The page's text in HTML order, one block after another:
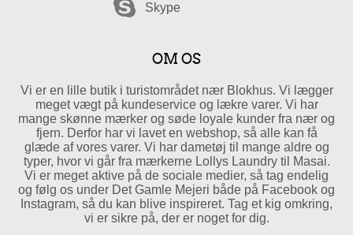
Skype
OM OS
Vi er en lille butik i turistområdet nær Blokhus. Vi lægger
meget vægt på kundeservice og lækre varer. Vi har
mange skønne mærker og søde loyale kunder fra nær og
fjern. Derfor har vi lavet en webshop, så alle kan få
glæde af vores varer. Vi har dametøj til mange aldre og
typer, hvor vi går fra mærkerne Lollys Laundry til Masai.
Vi er meget aktive på de sociale medier, så tag endelig
og følg os under Det Gamle Mejeri både på Facebook og
Instagram, så du kan blive inspireret. Tag et kig omkring,
vi er sikre på, der er noget for dig.